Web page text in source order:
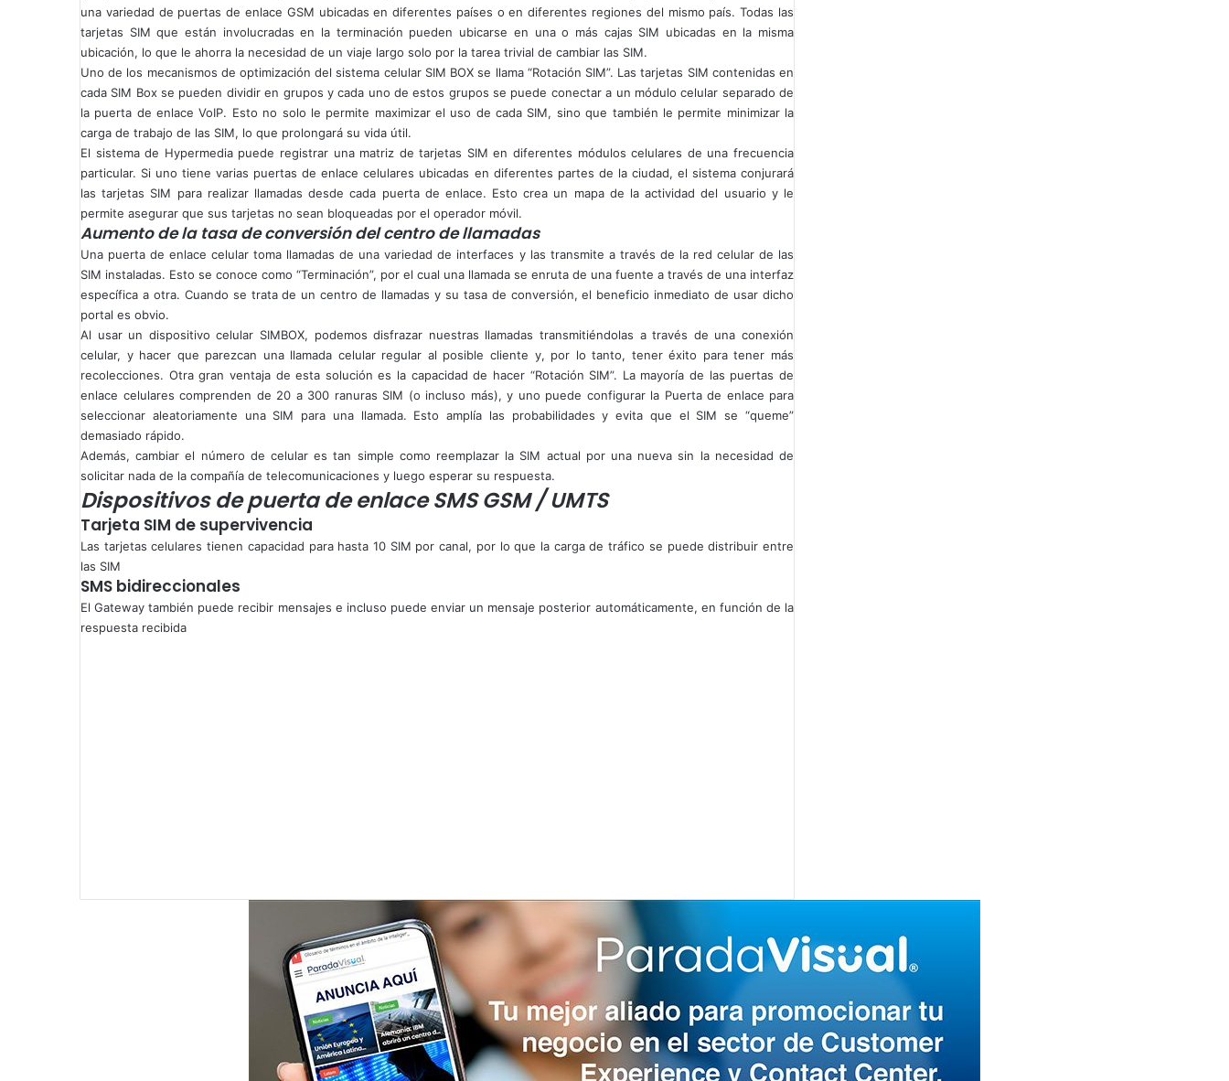
una variedad de puertas de enlace GSM ubicadas en diferentes países o en diferentes regiones del mismo país. Todas las
tarjetas SIM que están involucradas en la terminación pueden ubicarse en una o más cajas SIM ubicadas en la misma
ubicación, lo que le ahorra la necesidad de un viaje largo solo por la tarea trivial de cambiar las SIM.
Uno de los mecanismos de optimización del sistema celular SIM BOX se llama “Rotación SIM”. Las tarjetas SIM contenidas en
cada SIM Box se pueden dividir en grupos y cada uno de estos grupos se puede conectar a un módulo celular separado de
la puerta de enlace VoIP. Esto no solo le permite maximizar el uso de cada SIM, sino que también le permite minimizar la
carga de trabajo de las SIM, lo que prolongará su vida útil.
El sistema de Hypermedia puede registrar una matriz de tarjetas SIM en diferentes módulos celulares de una frecuencia
particular. Si uno tiene varias puertas de enlace celulares ubicadas en diferentes partes de la ciudad, el sistema conjurará
las tarjetas SIM para realizar llamadas desde cada puerta de enlace. Esto crea un mapa de la actividad del usuario y le
permite asegurar que sus tarjetas no sean bloqueadas por el operador móvil.
Aumento de la tasa de conversión del centro de llamadas
Una puerta de enlace celular toma llamadas de una variedad de interfaces y las transmite a través de la red celular de las
SIM instaladas. Esto se conoce como “Terminación”, por el cual una llamada se enruta de una fuente a través de una interfaz
específica a otra. Cuando se trata de un centro de llamadas y su tasa de conversión, el beneficio inmediato de usar dicho
portal es obvio.
Al usar un dispositivo celular SIMBOX, podemos disfrazar nuestras llamadas transmitiéndolas a través de una conexión
celular, y hacer que parezcan una llamada celular regular al posible cliente y, por lo tanto, tener éxito para tener más
recolecciones. Otra gran ventaja de esta solución es la capacidad de hacer “Rotación SIM”. La mayoría de las puertas de
enlace celulares comprenden de 20 a 300 ranuras SIM (o incluso más), y uno puede configurar la Puerta de enlace para
seleccionar aleatoriamente una SIM para una llamada. Esto amplía las probabilidades y evita que el SIM se “queme”
demasiado rápido.
Además, cambiar el número de celular es tan simple como reemplazar la SIM actual por una nueva sin la necesidad de
solicitar nada de la compañía de telecomunicaciones y luego esperar su respuesta.
Dispositivos de puerta de enlace SMS GSM / UMTS
Tarjeta SIM de supervivencia
Las tarjetas celulares tienen capacidad para hasta 10 SIM por canal, por lo que la carga de tráfico se puede distribuir entre
las SIM
SMS bidireccionales
El Gateway también puede recibir mensajes e incluso puede enviar un mensaje posterior automáticamente, en función de la
respuesta recibida